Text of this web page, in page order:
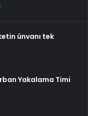
ünvanı tek
Yakalama Timi